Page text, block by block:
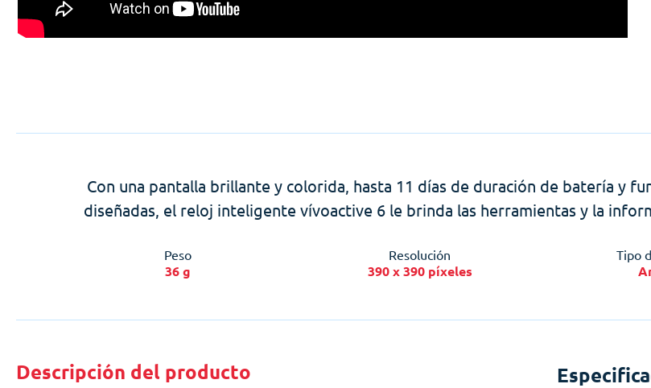
Con una pantalla brillante y colorida, hasta 11 días de duración de batería y
diseñadas, el reloj inteligente vívoactive 6 le brinda las herramientas y la
Peso
36 g
Resolución
390 x 390 píxeles
Tipo
Descripción del producto